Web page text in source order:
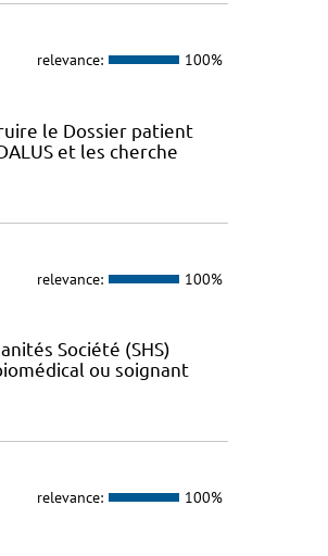
relevance: 100%
le Dossier patient
et les cherche
relevance: 100%
Société (SHS)
ou soignant
relevance: 100%